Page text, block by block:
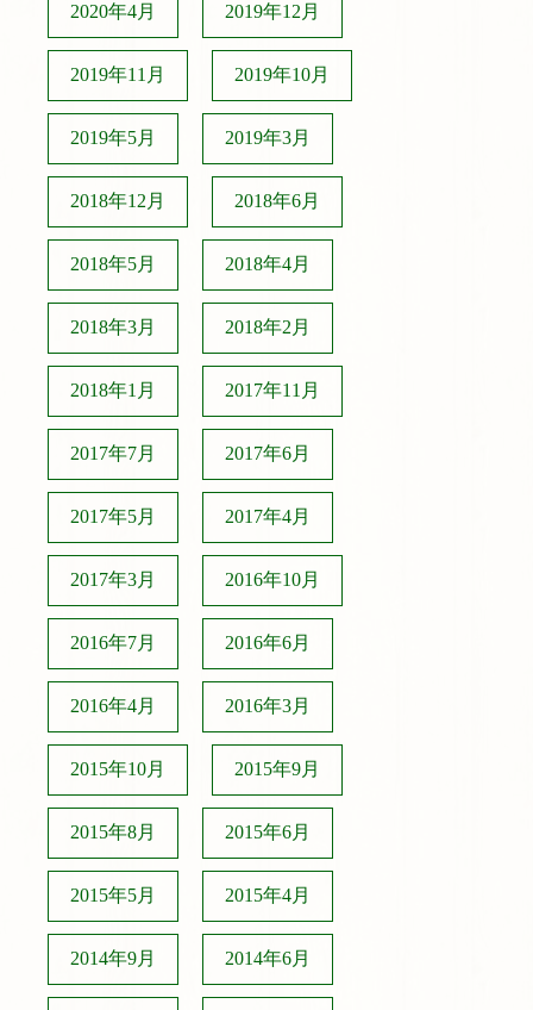
2020年4月 2019年12月
2019年11月 2019年10月
2019年5月 2019年3月
2018年12月 2018年6月
2018年5月 2018年4月
2018年3月 2018年2月
2018年1月 2017年11月
2017年7月 2017年6月
2017年5月 2017年4月
2017年3月 2016年10月
2016年7月 2016年6月
2016年4月 2016年3月
2015年10月 2015年9月
2015年8月 2015年6月
2015年5月 2015年4月
2014年9月 2014年6月